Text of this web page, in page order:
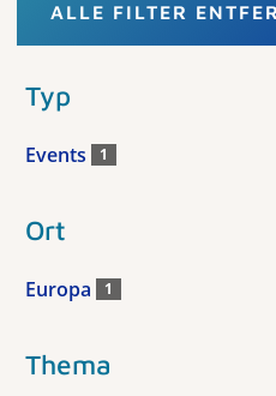
ALLE FILTER
Typ
Events 1
Ort
Europa 1
Thema